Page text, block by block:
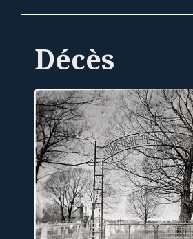
Décès